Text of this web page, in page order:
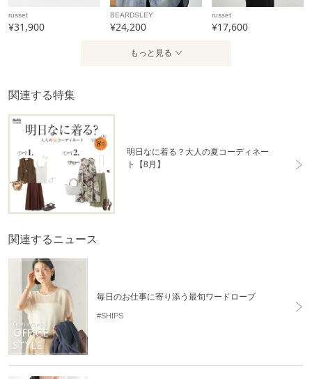
russet
¥31,900
BEARDSLEY
¥24,200
russet
¥17,600
もっと見る
関連する特集
明日なに着る？大人の夏コーディネー
ト【8月】
関連するニュース
毎日のお仕事に寄り添う最旬ワードローブ
#SHIPS